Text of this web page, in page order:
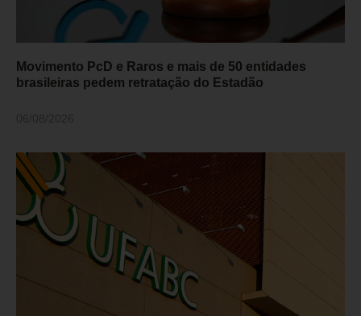
Movimento PcD e Raros e mais de 50 entidades
brasileiras pedem retratação do Estadão